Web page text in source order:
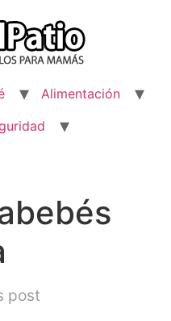
Alimentación
post